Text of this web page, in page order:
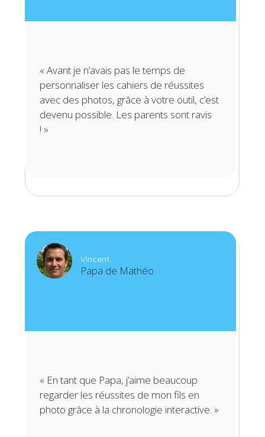
« Avant je n’avais pas le temps de
personnaliser les cahiers de réussites
avec des photos, grâce à votre outil, c’est
devenu possible. Les parents sont ravis
! »
Vincent
Papa de Mathéo
« En tant que Papa, j’aime beaucoup
regarder les réussites de mon fils en
photo grâce à la chronologie interactive. »